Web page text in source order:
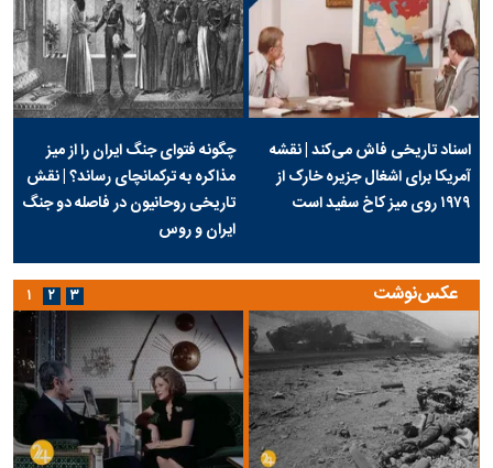
اسناد تاریخی فاش می‌کند | نقشه
آمریکا برای اشغال جزیره خارک از
۱۹۷۹ روی میز کاخ سفید است
چگونه فتوای جنگ ایران را از میز
مذاکره به ترکمانچای رساند؟ | نقش
تاریخی روحانیون در فاصله دو جنگ
ایران و روس
عکس‌نوشت ۱ ۲ ۳